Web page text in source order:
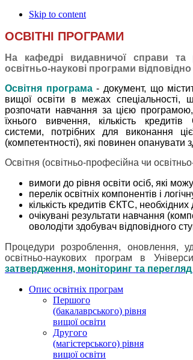
Skip to content
ОСВІТНІ ПРОГРАМИ
На кафедрі видавничої справи та
освітньо-наукові програми
Освітня програма- документ, що
вищої освіти в межах спеціальності,
розпочати навчання за цією програмою,
їхнього вивчення, кількість
системи, потрібних для виконання
(компетентності), які повинен опанувати
Освітня (освітньо-професійна чи
вимоги до рівня освіти осіб, які
перелік освітніх компонентів і
кількість кредитів ЄКТС,
очікувані результати навчання
оволодіти здобувач відповідного
Процедури розроблення, оновлення,
освітньо-наукових програм в
затвердження, моніторинг та перегляд
Опис освітніх програм
Першого
(бакалаврського) рівня
вищої освіти
Другого
(магістерського) рівня
вищої освіти